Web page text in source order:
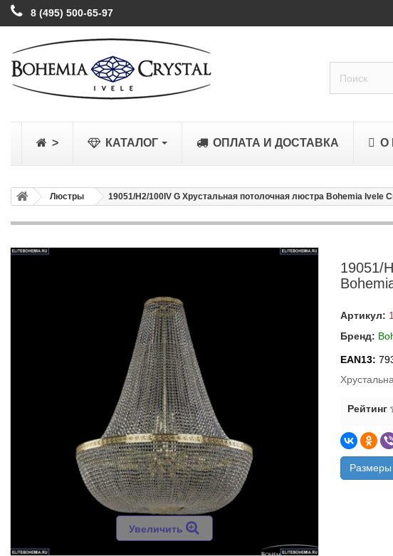
8 (495) 500-65-97
> КАТАЛОГ ОПЛАТА И ДОСТАВКА О
Люстры 19051/H2/100IV G Хрустальная потолочная люстра Bohemia Ivele
Увеличить
19051/
Артикул:
Бренд:
EAN13:
Рейтинг
Размеры